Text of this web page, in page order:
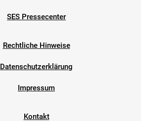
SES Pressecenter
Rechtliche Hinweise
Datenschutzerklärung
Impressum
Kontakt